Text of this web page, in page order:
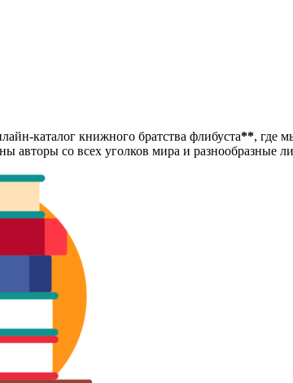
каталог книжного братства флибуста**, где
авторы со всех уголков мира и разнообразные